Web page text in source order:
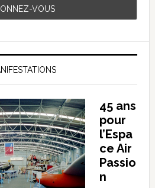
45 ans
pour
l’Espa
ce Air
Passio
n